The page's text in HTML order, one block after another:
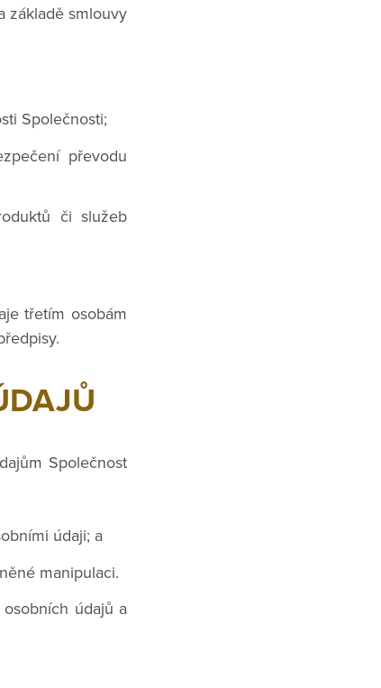
základě smlouvy
Společnosti;
převodu
či služeb
třetím osobám
Společnost
údaji; a
manipulaci.
údajů a